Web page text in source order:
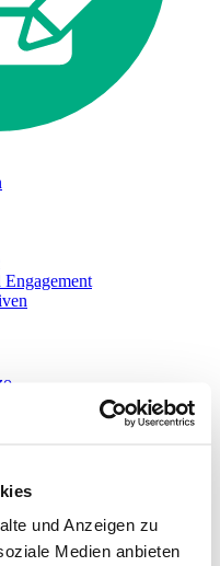
und Anzeigen zu
Medien anbieten
und Ferienjob